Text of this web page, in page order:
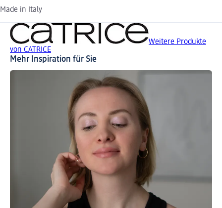
Made in Italy
Weitere Produkte
von CATRICE
Mehr Inspiration für Sie